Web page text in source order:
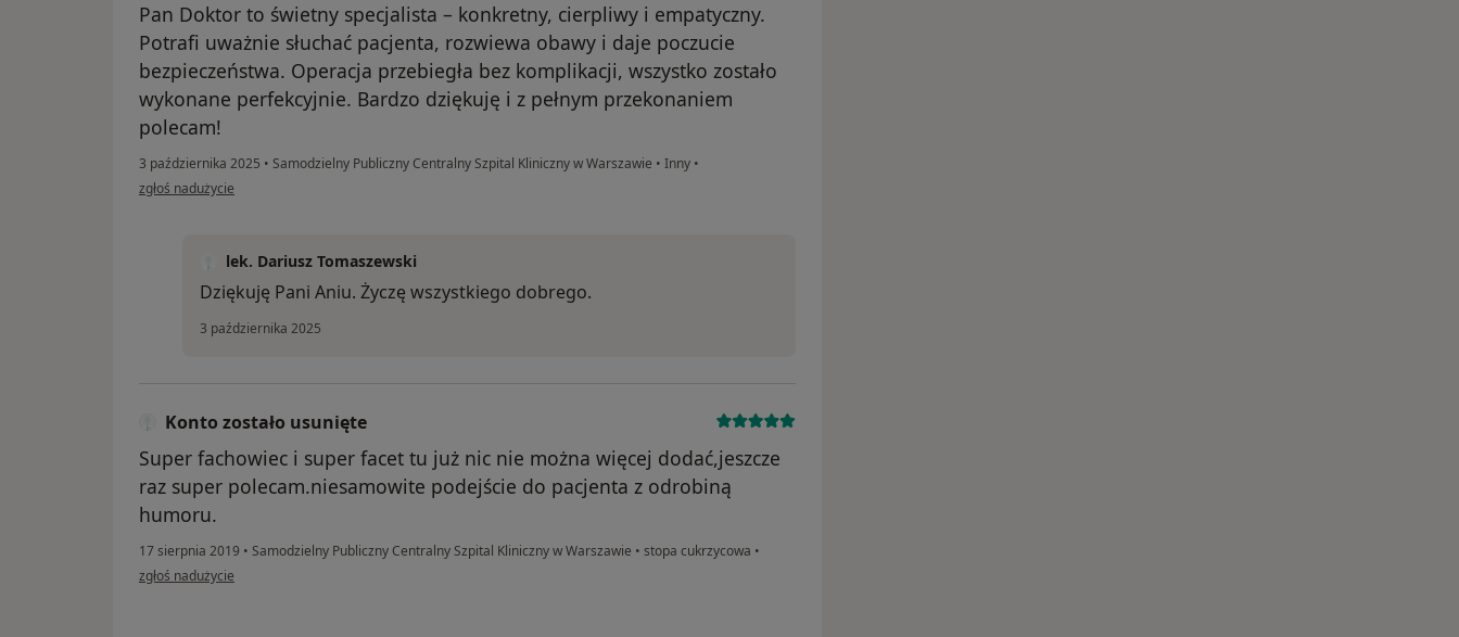
Pan Doktor to świetny specjalista – konkretny, cierpliwy i empatyczny.
Potrafi uważnie słuchać pacjenta, rozwiewa obawy i daje poczucie
bezpieczeństwa. Operacja przebiegła bez komplikacji, wszystko zostało
wykonane perfekcyjnie. Bardzo dziękuję i z pełnym przekonaniem
polecam!
3 października 2025 • Samodzielny Publiczny Centralny Szpital Kliniczny w Warszawie • Inny •
w opinii użytkownika Ania Ogenyi
zgłoś nadużycie
lek. Dariusz Tomaszewski
Dziękuję Pani Aniu. Życzę wszystkiego dobrego.
3 października 2025
Konto zostało usunięte
Super fachowiec i super facet tu już nic nie można więcej dodać,jeszcze
raz super polecam.niesamowite podejście do pacjenta z odrobiną
humoru.
17 sierpnia 2019 • Samodzielny Publiczny Centralny Szpital Kliniczny w Warszawie • stopa cukrzycowa •
w opinii użytkownika Konto zostało usunięte
zgłoś nadużycie